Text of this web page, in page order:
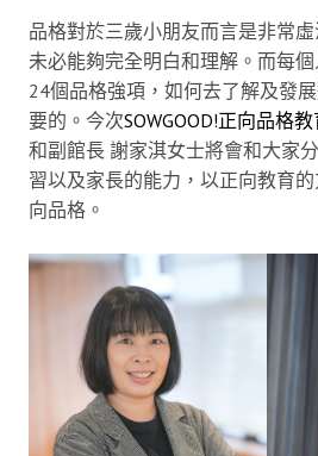
品格對於三歲小朋友而言是非常
未必能夠完全明白和理解。而每
24個品格強項，如何去了解及發
要的。今次SOWGOOD!正向品格
和副館長 謝家淇女士將會和大家
習以及家長的能力，以正向教育
向品格。